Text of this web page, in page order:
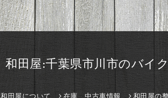
和田屋:千葉県市川市のバイ
和田屋について 在庫、中古車情報 和田屋の